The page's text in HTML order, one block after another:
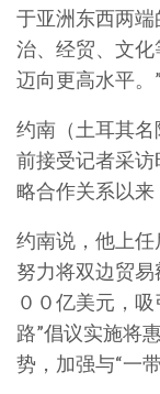
于亚洲东西两
治、经贸、文
迈向更高水平。”
约南（土耳其名
前接受记者采
略合作关系以来
约南说，他上任
努力将双边贸
００亿美元，
路”倡议实施将
势，加强与“一